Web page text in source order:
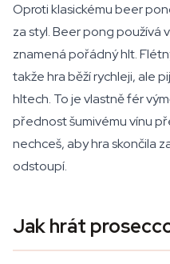
Oproti klasickému beer
za styl. Beer pong používá
znamená pořádný hlt.
takže hra běží rychleji, ale
hltech. To je vlastně fér
přednost šumivému vínu
nechceš, aby hra skončila
odstoupí.
Jak hrát